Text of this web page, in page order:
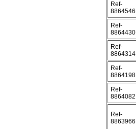
Ref-
8864546
Ref-
8864430
Ref-
8864314
Ref-
8864198
Ref-
8864082
Ref-
8863966